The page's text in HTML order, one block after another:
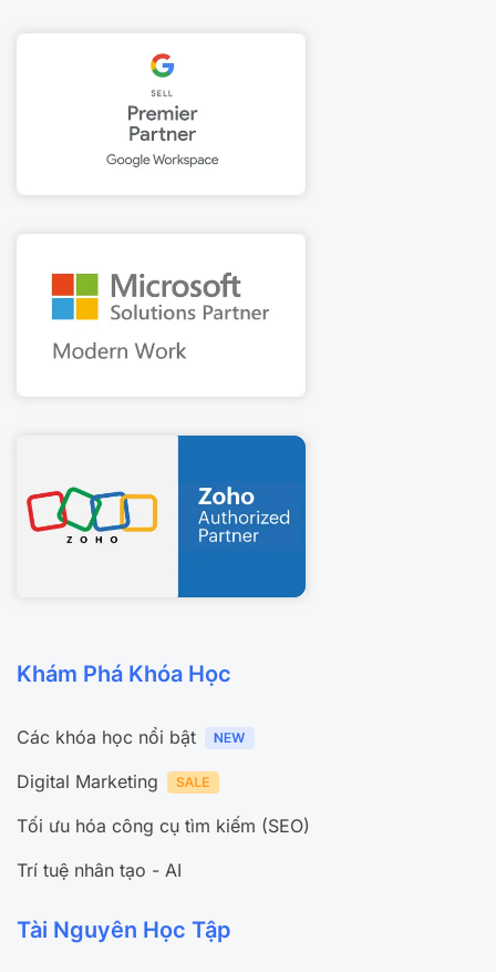
Khám Phá Khóa Học
Các khóa học nổi bật
Digital Marketing
Tối ưu hóa công cụ tìm kiếm (SEO)
Trí tuệ nhân tạo - AI
Tài Nguyên Học Tập